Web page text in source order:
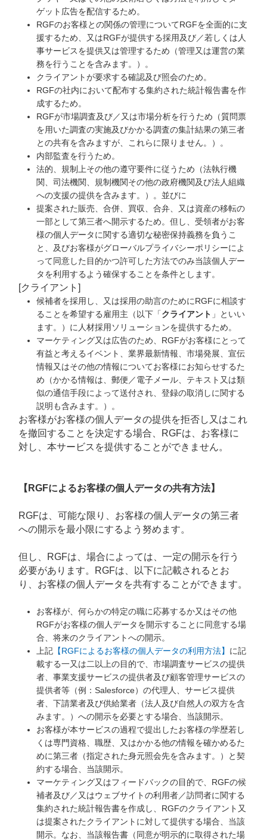
ゲット広告を配信するため。
RGFのお客様との関係の管理についてRGFを全面的に支
援するため、又はRGFが提供する採用及び／若しくは人
事サービスを提供又は管理するため（管理又は運営の業
務を行うことを含みます。）。
クライアントが要求する確認及び照会のため。
RGFの社内において配布する集約された統計報告書を作
成するため。
RGFが市場調査及び／又は市場分析を行うため（質問票
を用いた調査の実施及びかかる調査の集計結果の第三者
との共有を含みますが、これらに限りません。）。
内部監査を行うため。
法的、規制上その他の遵守要件に従うため（法執行機
関、司法機関、規制機関その他の政府機関及び法人組織
への支援の提供を含みます。）。並びに
提案された販売、合併、買収、合弁、又は資産の移転の
一部として第三者へ開示するため。但し、受領者がお客
様の個人データに関する適切な秘密保持義務を負うこ
と、及びお客様がグローバルプライバシーポリシーによ
って同意した目的かつ許可した方法でのみ当該個人デー
タを利用するよう確保することを条件とします。
[クライアント]
候補者を採用し、又は採用の助言のためにRGFに相談す
ることを希望する雇用主（以下「クライアント 」といい
ます。）に人材採用ソリューションを提供するため。
マーケティング又は広告のため、RGFがお客様にとって
有益と考えるイベント、業界最新情報、市場発展、宣伝
情報又はその他の情報についてお客様にお知らせするた
め（かかる情報は、郵便／電子メール、テキスト又は類
似の通信手段によって送付され、登録の取消しに関する
説明も含みます。）。
お客様がお客様の個人データの提供を拒否し又はこれ
を撤回することを決定する場合、RGFは、お客様に
対し、本サービスを提供することができません。
【RGFによるお客様の個人データの共有方法】
RGFは、可能な限り、お客様の個人データの第三者
への開示を最小限にするよう努めます。
但し、RGFは、場合によっては、一定の開示を行う
必要があります。RGFは、以下に記載されるとお
り、お客様の個人データを共有することができます。
お客様が、何らかの特定の職に応募するか又はその他
RGFがお客様の個人データを開示することに同意する場
合、将来のクライアントへの開示。
上記 【RGFによるお客様の個人データの利用方法】 に記
載する一又は二以上の目的で、市場調査サービスの提供
者、事業支援サービスの提供者及び顧客管理サービスの
提供者等（例：Salesforce）の代理人、サービス提供
者、下請業者及び供給業者（法人及び自然人の双方を含
みます。）への開示を必要とする場合、当該開示。
お客様が本サービスの過程で提出したお客様の学歴若し
くは専門資格、職歴、又はかかる他の情報を確かめるた
めに第三者（指定された身元照会先を含みます。）と契
約する場合、当該開示。
マーケティング又はフィードバックの目的で、RGFの候
補者及び／又はウェブサイトの利用者／訪問者に関する
集約された統計報告書を作成し、RGFのクライアント又
は提案されたクライアントに対して提供する場合、当該
開示。なお、当該報告書（同意が明示的に取得された場